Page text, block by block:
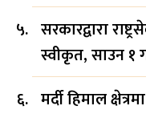
सरकारद्वारा
स्वीकृत, साउन १
मर्दी हिमाल